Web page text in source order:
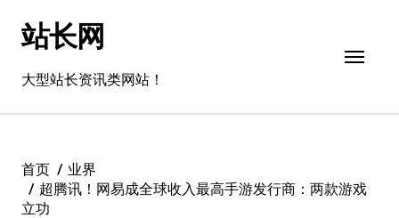
站长网
大型站长资讯类网站！
首页
业界
超腾讯！网易成全球收入最高手游发行商：两款游戏
立功